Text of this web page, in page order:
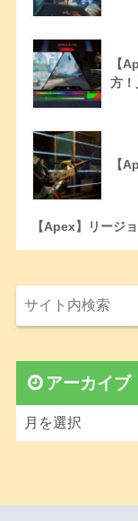
【
方！
【
【Apex】リージ
アーカイブ